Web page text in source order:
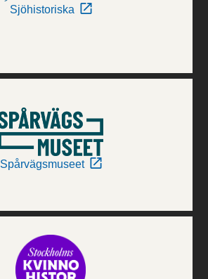
Sjöhistoriska
Spårvägsmuseet